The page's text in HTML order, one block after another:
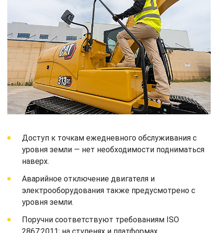
Доступ к точкам ежедневного обслуживания с
уровня земли — нет необходимости подниматься
наверх.
Аварийное отключение двигателя и
электрооборудования также предусмотрено с
уровня земли.
Поручни соответствуют требованиям ISO